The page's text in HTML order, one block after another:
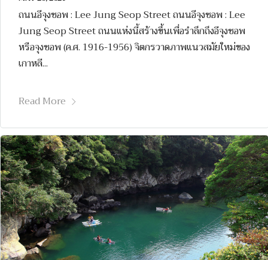
ถนนอีจุงซอพ : Lee Jung Seop Street ถนนอีจุงซอพ : Lee
Jung Seop Street ถนนแห่งนี้สร้างขึ้นเพื่อรำลึกถึงอีจุงซอพ
หรือจุงซอพ (ค.ศ. 1916-1956) จิตกรวาดภาพแนวสมัยใหม่ของ
เกาหลี...
Read More